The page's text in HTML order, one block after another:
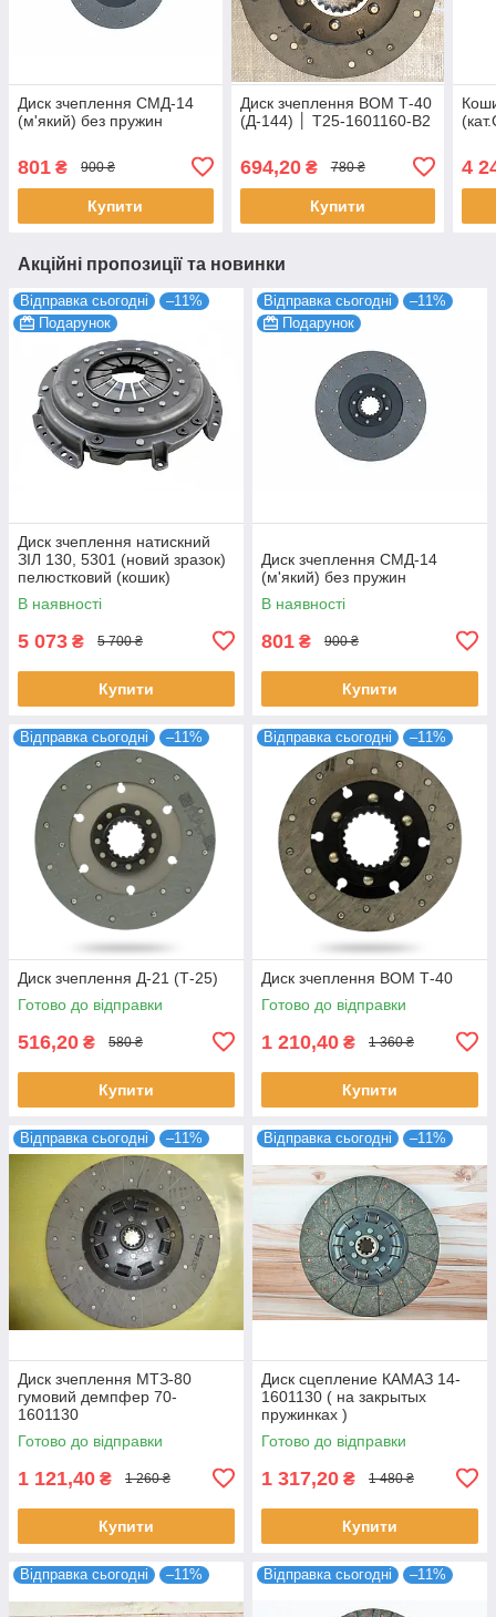
Диск зчеплення СМД-14
(м'який) без пружин
801 ₴ 900 ₴
Купити
Диск зчеплення ВОМ Т-40
(Д-144) │ Т25-1601160-В2
694,20₴ 780 ₴
Купити
4
Акційні пропозиції та новинки
Відправка сьогодні
–11%
Подарунок
Диск зчеплення натискний
ЗІЛ 130, 5301 (новий зразок)
пелюстковий (кошик)
В наявності
5 073 ₴ 5 700 ₴
Купити
Відправка сьогодні
–11%
Подарунок
Диск зчеплення СМД-14
(м'який) без пружин
В наявності
801 ₴ 900 ₴
Купити
Відправка сьогодні –11%
Диск зчеплення Д-21 (Т-25)
Готово до відправки
516,20 ₴ 580 ₴
Купити
Відправка сьогодні –11%
Диск зчеплення ВОМ Т-40
Готово до відправки
1 210,40 ₴ 1 360 ₴
Купити
Відправка сьогодні –11%
Диск зчеплення МТЗ-80
гумовий демпфер 70-
1601130
Готово до відправки
1 121,40 ₴ 1 260 ₴
Купити
Відправка сьогодні –11%
Диск сцепление КАМАЗ 14-
1601130 ( на закрытых
пружинках )
Готово до відправки
1 317,20 ₴ 1 480 ₴
Купити
Відправка сьогодні –11% Відправка сьогодні –11%